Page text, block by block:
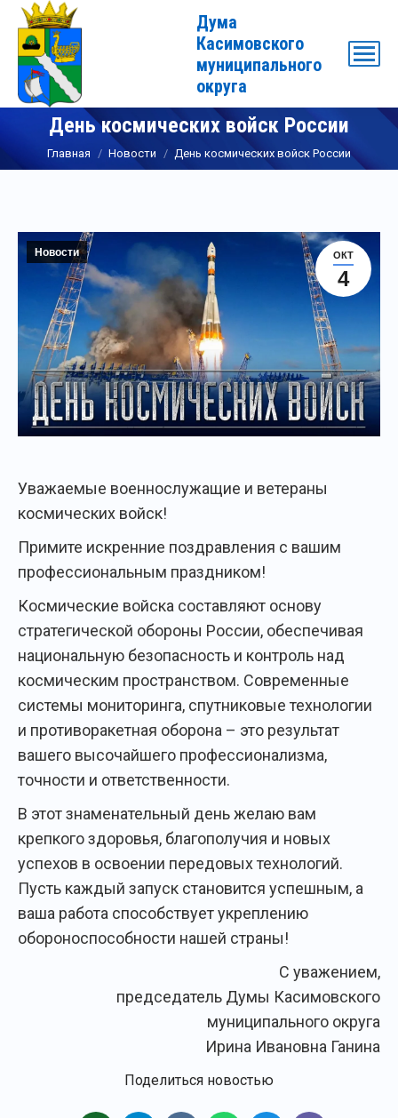
Дума
Касимовского
муниципального
округа
День космических войск России
Вы здесь:
Главная Новости День космических войск России
ОКТ
4
Новости
Уважаемые военнослужащие и ветераны
космических войск!
Примите искренние поздравления с вашим
профессиональным праздником!
Космические войска составляют основу
стратегической обороны России, обеспечивая
национальную безопасность и контроль над
космическим пространством. Современные
системы мониторинга, спутниковые технологии
и противоракетная оборона – это результат
вашего высочайшего профессионализма,
точности и ответственности.
В этот знаменательный день желаю вам
крепкого здоровья, благополучия и новых
успехов в освоении передовых технологий.
Пусть каждый запуск становится успешным, а
ваша работа способствует укреплению
обороноспособности нашей страны!
С уважением,
председатель Думы Касимовского
муниципального округа
Ирина Ивановна Ганина
Поделиться новостью